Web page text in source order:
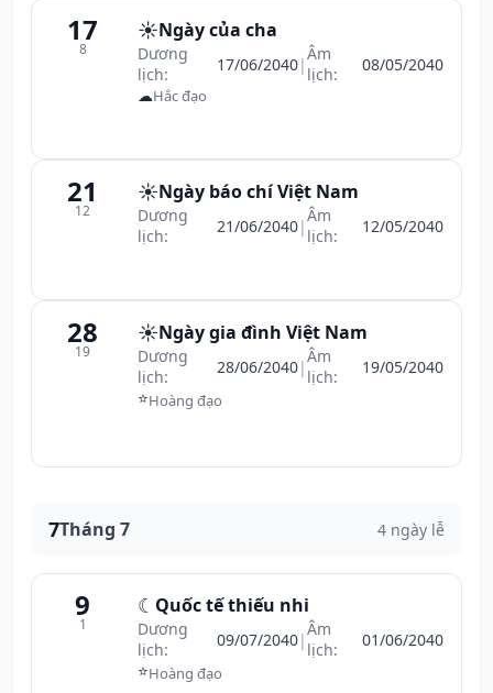
17
8
☀️Ngày của cha
Dương
lịch:
17/06/2040|Âm
lịch:
08/05/2040
☁Hắc đạo
21
12
☀️Ngày báo chí Việt Nam
Dương
lịch:
21/06/2040|Âm
lịch:
12/05/2040
28
19
☀️Ngày gia đình Việt Nam
Dương
lịch:
28/06/2040|Âm
lịch:
19/05/2040
⭐Hoàng đạo
7Tháng 7 4 ngày lễ
9
1
☾ Quốc tế thiếu nhi
Dương
lịch:
09/07/2040|Âm
lịch:
01/06/2040
⭐Hoàng đạo